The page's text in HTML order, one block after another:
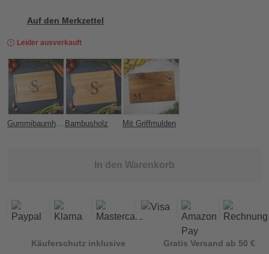
Auf den Merkzettel
Leider ausverkauft
Gummibaumholz Bambusholz Mit Griffmulden
In den Warenkorb
Käuferschutz inklusive Gratis Versand ab 50 €